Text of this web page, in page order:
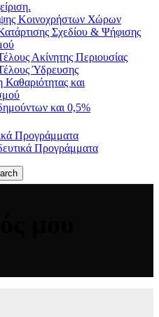
Κοινοχρήστων Χώρων
Σχεδίου & Ψήφισης
Ακίνητης Περιουσίας
Ύδρευσης
και
και 0,5%
Προγράμματα
Προγράμματα